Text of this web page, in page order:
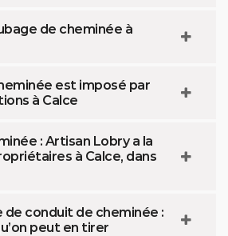
de cheminée à
est imposé par
à Calce
: Artisan Lobry a la
à Calce, dans
de conduit de cheminée :
peut en tirer